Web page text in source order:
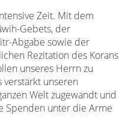
Zeit. Mit dem
Gebets, der
Abgabe sowie der
Rezitation des Korans
unseres Herrn zu
verstärkt unseren
Welt zugewandt und
Spenden unter die Arme